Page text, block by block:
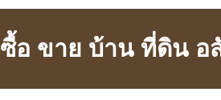
ซื้อ ขาย บ้าน ที่ดิน อ